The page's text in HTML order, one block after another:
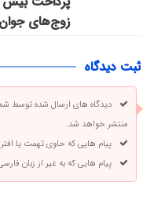
زوج‌های
ثبت دیدگاه
دیدگاه های ارسال شده توسط
منتشر خواهد شد.
پیام هایی که حاوی تهمت یا
پیام هایی که به غیر از زبان